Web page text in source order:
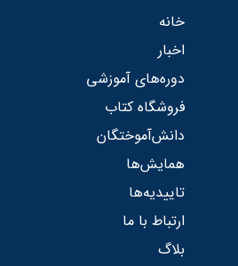
خانه
اخبار
دوره‌های آموزشی
فروشگاه کتاب
دانش‌آموختگان
همایش‌ها
تاییدیه‌ها
ارتباط با ما
بلاگ